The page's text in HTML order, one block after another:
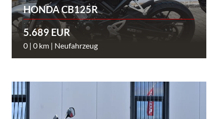
HONDA CB125R
5.689 EUR
0 | 0 km | Neufahrzeug